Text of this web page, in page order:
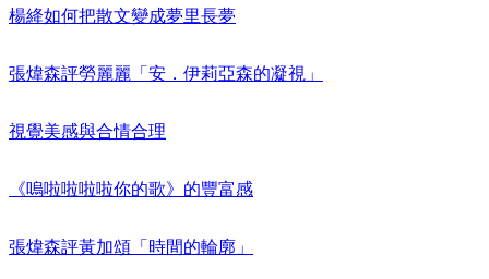
楊絳如何把散文變成夢里長夢
張煒森評勞麗麗「安．伊莉亞森的凝視」
視覺美感與合情合理
《嗚啦啦啦啦你的歌》的豐富感
張煒森評黃加頌「時間的輪廓」